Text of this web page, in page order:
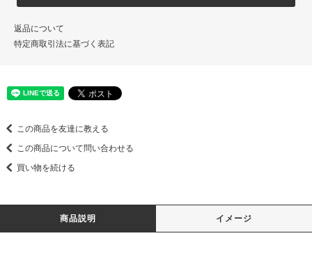
返品について
特定商取引法に基づく表記
この商品を友達に教える
この商品について問い合わせる
買い物を続ける
商品説明 イメージ